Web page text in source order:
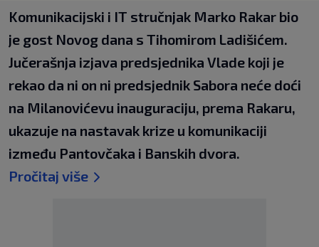
Komunikacijski i IT stručnjak Marko Rakar bio
je gost Novog dana s Tihomirom Ladišićem.
Jučerašnja izjava predsjednika Vlade koji je
rekao da ni on ni predsjednik Sabora neće doći
na Milanovićevu inauguraciju, prema Rakaru,
ukazuje na nastavak krize u komunikaciji
između Pantovčaka i Banskih dvora.
Pročitaj više